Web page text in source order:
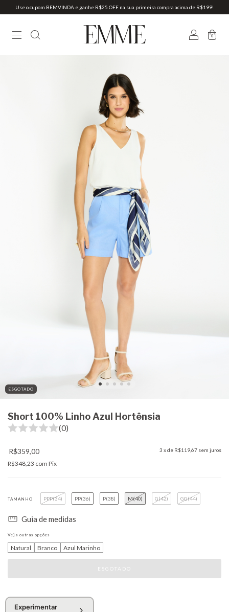
Use o cupom BEMVINDA e ganhe R$25 OFF na sua primeira compra acima de R$199!
0
ESGOTADO
Short 100% Linho Azul Hortênsia
(0)
R$359,00 3 x de R$119,67 sem juros
R$348,23 com Pix
TAMANHO PPP(34) PP(36) P(38) M(40) G(42) GG(44)
Guia de medidas
Veja outras opções
Natural Branco Azul Marinho
Experimentar